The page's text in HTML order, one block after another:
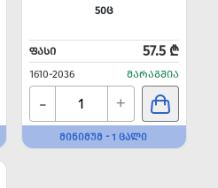
50Ც
ᲤᲐᲡᲘ 57.5 ₾
1610-2036 ᲛᲐᲠᲐᲒᲨᲘᲐ
- +
ᲛᲘᲜᲘᲛᲣᲛ - 1 ᲪᲐᲚᲘ